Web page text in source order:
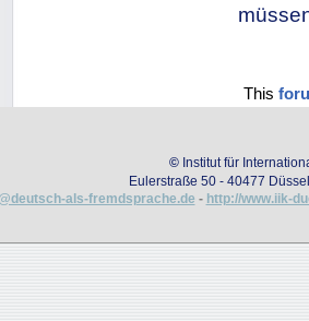
This
© Institut für
Eulerstraße 50 - 40477
als-fremdsprache.de - http://www.iik-